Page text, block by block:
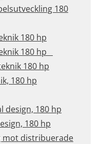
180
180 hp
180 hp
180 hp
180 hp
design, 180 hp
180 hp
mot distribuerade